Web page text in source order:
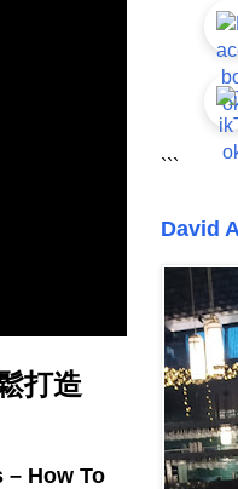
打造
– How To
```
David